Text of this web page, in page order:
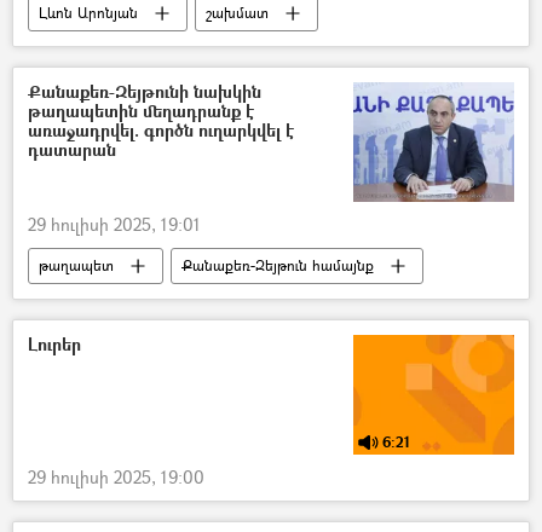
Լևոն Արոնյան
շախմատ
շախմատիստ
հաղթանակ
Քանաքեռ-Զեյթունի նախկին
թաղապետին մեղադրանք է
առաջադրվել. գործն ուղարկվել է
դատարան
29 հուլիսի 2025, 19:01
թաղապետ
Քանաքեռ-Զեյթուն համայնք
Դատարան
Մեղադրանք
Լուրեր
6:21
29 հուլիսի 2025, 19:00